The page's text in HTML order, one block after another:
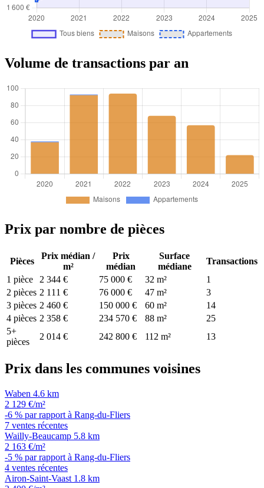
Volume de transactions par an
Prix par nombre de pièces
Pièces
Prix médian /
m²
Prix
médian
Surface
médiane
Transactions
1 pièce
2 344 € 75 000 € 32 m²
1
2 pièces 2 111 € 76 000 € 47 m²
3
3 pièces 2 460 € 150 000 € 60 m²
14
4 pièces 2 358 € 234 570 € 88 m²
25
5+
pièces
2 014 € 242 800 € 112 m² 13
Prix dans les communes voisines
Waben 4.6 km
2 129 €/m²
-6 % par rapport à Rang-du-Fliers
7 ventes récentes
Wailly-Beaucamp 5.8 km
2 163 €/m²
-5 % par rapport à Rang-du-Fliers
4 ventes récentes
Airon-Saint-Vaast 1.8 km